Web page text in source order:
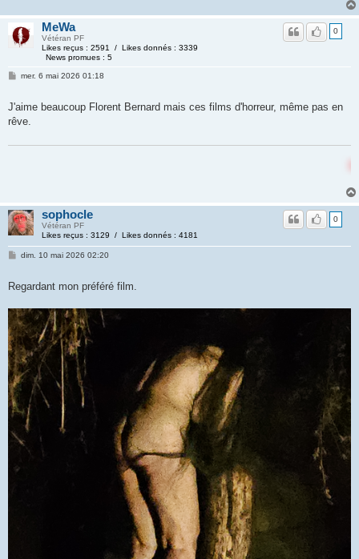
MeWa
Vétéran PF
Likes reçus : 2591 / Likes donnés : 3339
News promues : 5
0
mer. 6 mai 2026 01:18
J'aime beaucoup Florent Bernard mais ces films d'horreur, même pas en
rêve.
sophocle
Vétéran PF
Likes reçus : 3129 / Likes donnés : 4181
0
dim. 10 mai 2026 02:20
Regardant mon préféré film.